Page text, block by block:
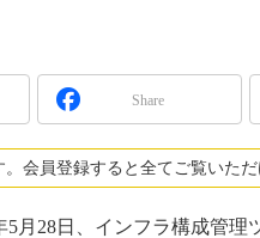
Share
。会員登録すると全てご覧いただ
5月28日、インフラ構成管理